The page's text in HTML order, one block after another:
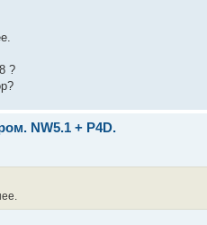
?
NW5.1 + P4D.